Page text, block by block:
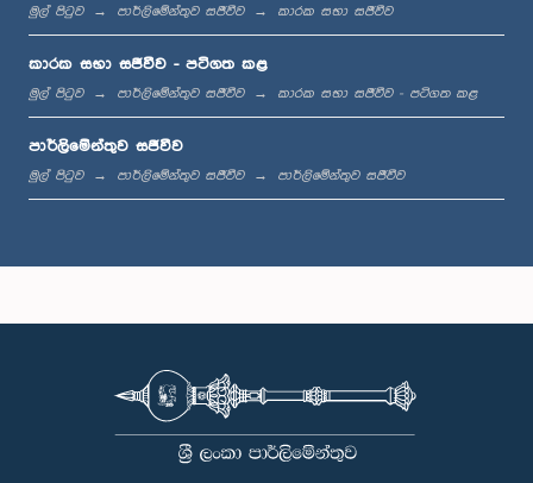
ප.ව. 1:36 - ප.ව. 1:44
ප.ව. 1:44 - ප.ව. 1:53
ප.ව. 2:05 - ප.ව. 2:15
මුල් පිටුව පාර්ලිමේන්තුව සජීවීව කාරක සභා සජීවීව
කාරක සභා සජීවීව - පටිගත කළ
මුල් පිටුව පාර්ලිමේන්තුව සජීවීව කාරක සභා සජීවීව - පටිගත කළ
පාර්ලිමේන්තුව සජීවීව
මුල් පිටුව පාර්ලිමේන්තුව සජීවීව පාර්ලිමේන්තුව සජීවීව